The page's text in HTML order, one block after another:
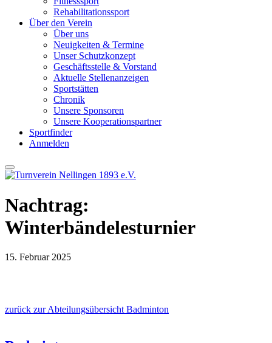
Rehabilitationssport
Über den Verein
Über uns
Neuigkeiten & Termine
Unser Schutzkonzept
Geschäftsstelle & Vorstand
Aktuelle Stellenanzeigen
Sportstätten
Chronik
Unsere Sponsoren
Unsere Kooperationspartner
Sportfinder
Anmelden
Nachtrag:
Winterbändelesturnier
15. Februar 2025
zurück zur Abteilungsübersicht Badminton